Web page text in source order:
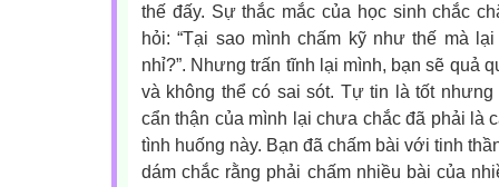
thế đấy. Sự thắc mắc của học sinh chắc
hỏi: “Tại sao mình chấm kỹ như thế mà
nhỉ?”. Nhưng trấn tĩnh lại mình, bạn sẽ quả
và không thể có sai sót. Tự tin là tốt
cẩn thận của mình lại chưa chắc đã phải là
tình huống này. Bạn đã chấm bài với tinh
dám chắc rằng phải chấm nhiều bài của